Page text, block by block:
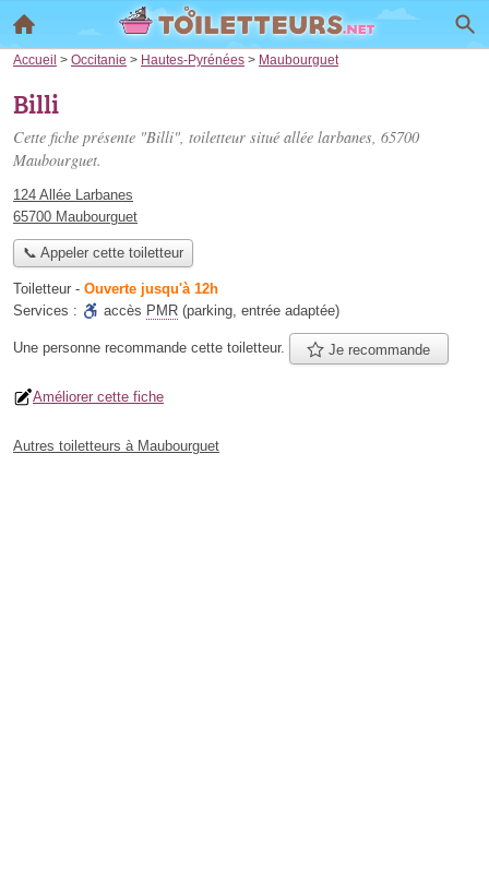
Accueil > Occitanie > Hautes-Pyrénées > Maubourguet
Billi
Cette fiche présente "Billi", toiletteur situé allée larbanes, 65700
Maubourguet.
124 Allée Larbanes
65700 Maubourguet
📞 Appeler cette toiletteur
Toiletteur - Ouverte jusqu'à 12h
Services :
accès PMR (parking, entrée adaptée)
Une personne recommande cette toiletteur. Je recommande
Améliorer cette fiche
Autres toiletteurs à Maubourguet